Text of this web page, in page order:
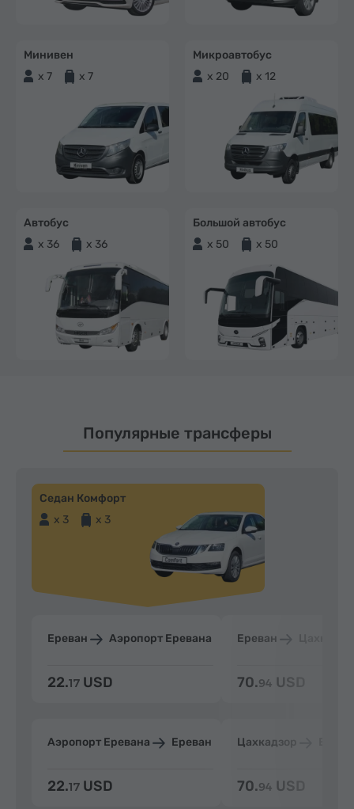
Минивен
x 7
x 7
Микроавтобус
x 20
x 12
Автобус
x 36
x 36
Большой автобус
x 50
x 50
Популярные трансферы
Седан Комфорт
x 3
x 3
Ереван Аэропорт Еревана
22.17 USD
Аэропорт Еревана Ереван
22.17 USD
Ереван
70.94 USD
Цахкадзор
70.94 USD